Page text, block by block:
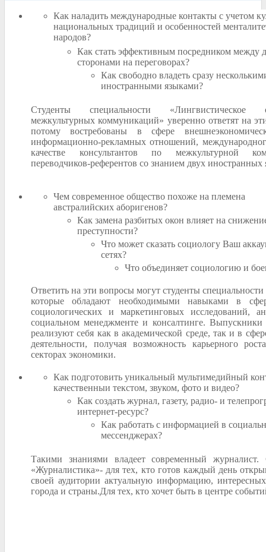
Как наладить международные контакты с учетом
национальных традиций и особенностей
народов?
Как стать эффективным посредником между
сторонами на переговорах?
Как свободно владеть сразу
иностранными языками?
Студенты специальности «Лингвистическое
межкультурных коммуникаций» уверенно ответят на
потому востребованы в сфере
информационно-рекламных отношений,
качестве консультантов по межкультурной
переводчиков-референтов со знанием двух иностранных
Чем современное общество похоже на племена
австралийских аборигенов?
Как замена разбитых окон влияет на
преступности?
Что может сказать социологу Ваш
сетях?
Что объединяет социологию и
Ответить на эти вопросы могут студенты
которые обладают необходимыми навыками в
социологических и маркетинговых исследований,
социальном менеджменте и консалтинге. Выпускники
реализуют себя как в академической среде, так и в
деятельности, получая возможность карьерного
секторах экономики.
Как подготовить уникальный мультимедийный
качественныи текстом, звуком, фото и видео?
Как создать журнал, газету, радио- и
интернет-ресурс?
Как работать с информацией в
мессенджерах?
Такими знаниями владеет современный журналист.
«Журналистика»- для тех, кто готов каждый день
своей аудитории актуальную информацию,
города и страны.Для тех, кто хочет быть в центре